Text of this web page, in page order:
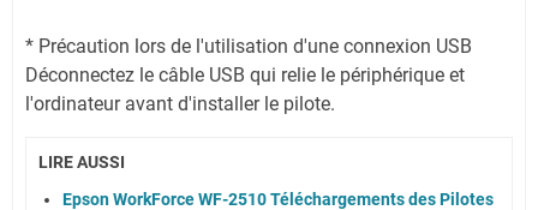
* Précaution lors de l'utilisation d'une connexion USB
Déconnectez le câble USB qui relie le périphérique et
l'ordinateur avant d'installer le pilote.
LIRE AUSSI
Epson WorkForce WF-2510 Téléchargements des Pilotes